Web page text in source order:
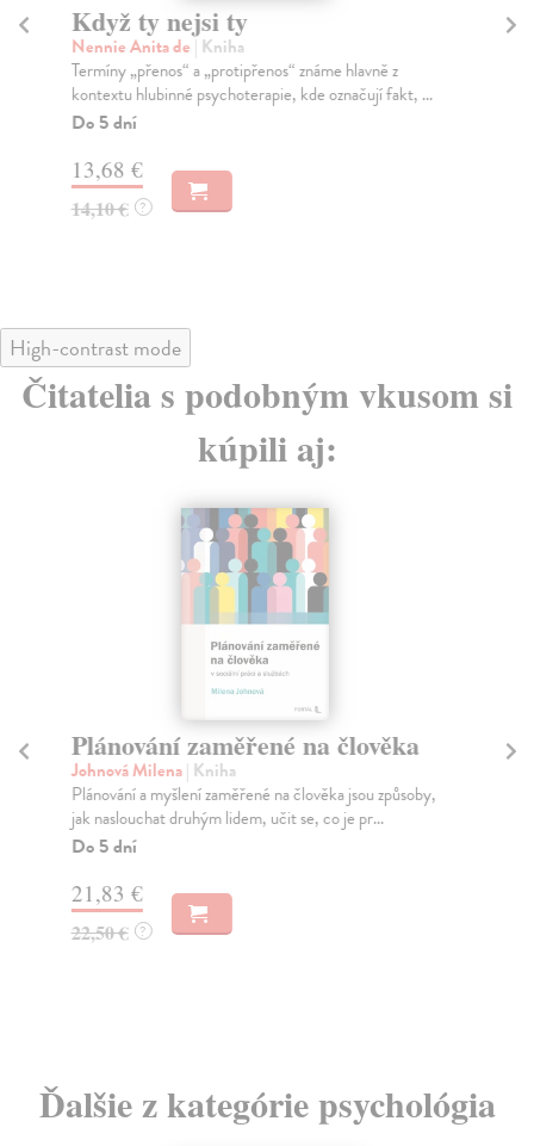
Když ty nejsi ty
Nennie Anita de | Kniha
Termíny „přenos“ a „protipřenos“ známe hlavně z
kontextu hlubinné psychoterapie, kde označují fakt, ...
Do 5 dní
13,68 €
14,10 € ?
High-contrast mode
Čitatelia s podobným vkusom si
kúpili aj:
Plánování zaměřené na člověka
Johnová Milena| Kniha
Plánování a myšlení zaměřené na člověka jsou způsoby,
jak naslouchat druhým lidem, učit se, co je pr...
Do 5 dní
21,83 €
22,50 € ?
Ďalšie z kategórie psychológia